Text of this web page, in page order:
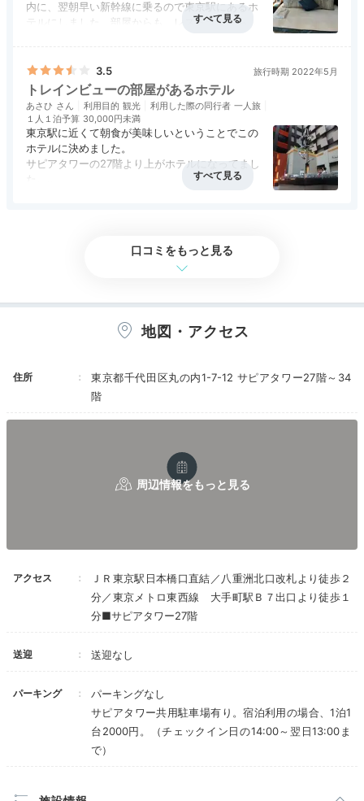
出迎えしてくださいました︕
ホテル公式
ホテルスタッフのおすすめ
宿泊予約 道下
丸の内はもちろん銀座・日本橋からのアクセスも便利な
立地です。周辺には地下鉄東西線、丸の内線の各駅もあ
り、充実した予定立てができます。
きらめく夜景を
客室タイプはシングルやツインなど様々。「ステーショ
ンサイドクイーン」では、東京駅側の景色を一望できま
す。行き交う電車を眺めて寛ぎのひと時を。
bornfreeonekiss520
仕事で毎⽇東京駅を利⽤していますが、上層階から駅を
⾒るのは初めて。電⾞がおもちゃのように感じました。
内に、翌朝早い新幹線に乗るので東京駅にあるホ
テルにしました。部屋からも、レストランからも
最大の魅力です。
食事・ドリンク
3.5 旅行時期 2022年5月
トレインビューの部屋があるホテル
あさひ 利用目的 観光 利用した際の同行者 一人旅
１人１泊予算 30,000円未満
東京駅に近くて朝食が美味しいということでこの
ホテルに決めました。
サピアタワーの27階より上がホテルになってまし
た。
見ながら朝食がいただけます。
お風呂がビューバスだったのも良かったです。
持ちよく過ごせて良かったです。
口コミをもっと見る
地図・アクセス
住所
東京都千代田区丸の内1-7-12 サピアタワー27階～34
階
アクセス
ＪＲ東京駅日本橋口直結／八重洲北口改札より徒歩２
分／東京メトロ東西線 大手町駅Ｂ７出口より徒歩１
分■サピアタワー27階
送迎 送迎なし
パーキング
パーキングなし
サピアタワー共用駐車場有り。宿泊利用の場合、1泊1
台2000円。（チェックイン日の14:00～翌日13:00ま
で）